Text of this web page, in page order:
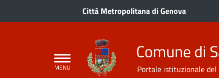
Città Metropolitana di Genova
Comune di
Portale istituzionale del